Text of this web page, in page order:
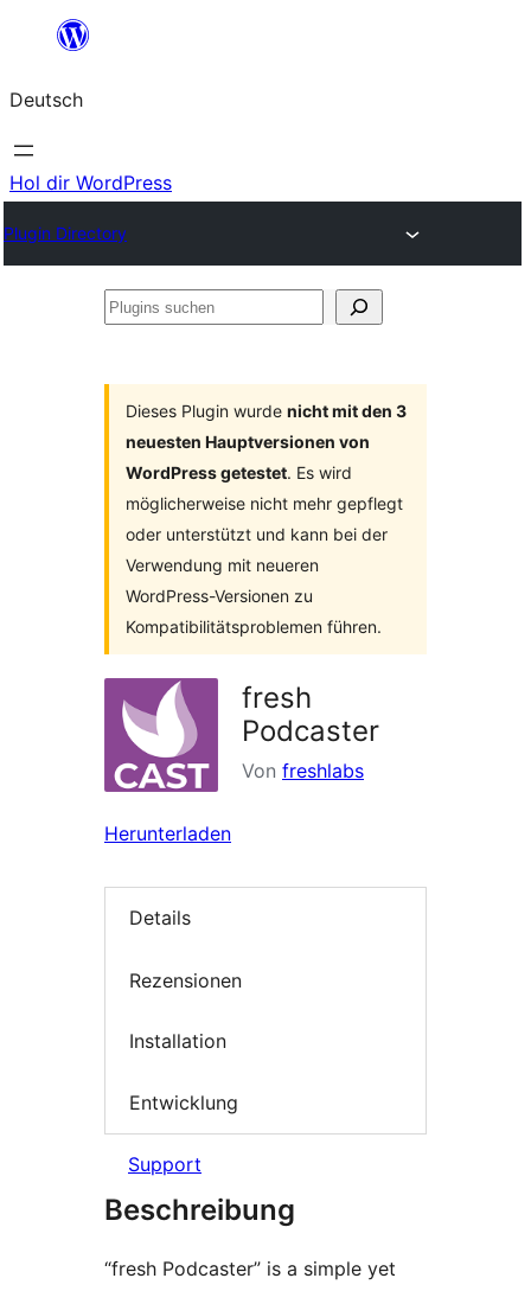
springen
Deutsch
Hol dir WordPress
Plugin Directory
Plugins
Dieses Plugin wurde nicht mit den 3
neuesten Hauptversionen von
WordPress getestet. Es wird
möglicherweise nicht mehr gepflegt
oder unterstützt und kann bei der
Verwendung mit neueren
WordPress-Versionen zu
Kompatibilitätsproblemen führen.
fresh
Podcaster
Von freshlabs
Herunterladen
Details
Rezensionen
Installation
Entwicklung
Support
Beschreibung
“fresh Podcaster” is a simple yet